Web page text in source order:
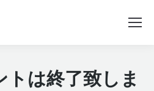
は終了致しま